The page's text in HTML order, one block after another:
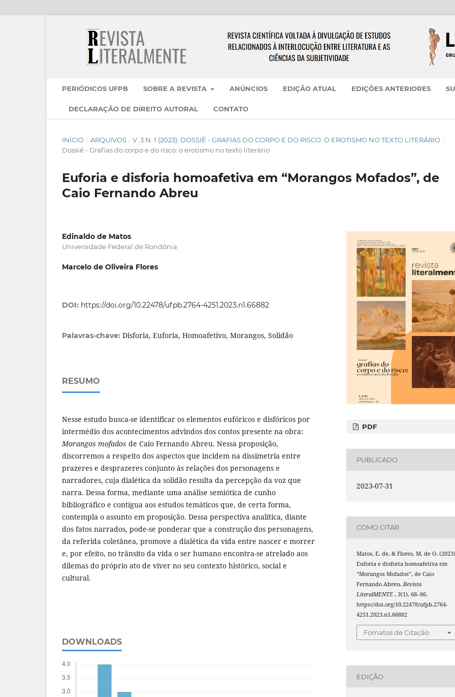
PERIÓDICOS UFPB SOBRE A REVISTA ANÚNCIOS EDIÇÃO ATUAL EDIÇÕES ANTERIORES
DECLARAÇÃO DE DIREITO AUTORAL CONTATO
INÍCIO / ARQUIVOS / V. 3 N. 1 (2023): DOSSIÊ - GRAFIAS DO CORPO E DO RISCO: O EROTISMO NO TEXTO LITERÁRIO /
Dossiê - Grafias do corpo e do risco: o erotismo no texto literário
Euforia e disforia homoafetiva em “Morangos Mofados”, de
Caio Fernando Abreu
Edinaldo de Matos
Universidade Federal de Rondônia
Marcelo de Oliveira Flores
DOI: https://doi.org/10.22478/ufpb.2764-4251.2023.n1.66882
Palavras-chave: Disforia, Euforia, Homoafetivo, Morangos, Solidão
RESUMO
Nesse estudo busca-se identificar os elementos eufóricos e disfóricos por
intermédio dos acontecimentos advindos dos contos presente na obra:
Morangos mofados de Caio Fernando Abreu. Nessa proposição,
discorremos a respeito dos aspectos que incidem na dissimetria entre
prazeres e desprazeres conjunto às relações dos personagens e
narradores, cuja dialética da solidão resulta da percepção da voz que
narra. Dessa forma, mediante uma análise semiótica de cunho
bibliográfico e contígua aos estudos temáticos que, de certa forma,
contempla o assunto em proposição. Dessa perspectiva analítica, diante
dos fatos narrados, pode-se ponderar que a construção dos personagens,
da referida coletânea, promove a dialética da vida entre nascer e morrer
e, por efeito, no trânsito da vida o ser humano encontra-se atrelado aos
dilemas do próprio ato de viver no seu contexto histórico, social e
cultural.
DOWNLOADS
PDF
PUBLICADO
2023-07-31
COMO CITAR
Matos, E. de, & Flores, M. de O.
Euforia e disforia homoafetiva em
“Morangos Mofados”, de Caio
Fernando Abreu.Revista
LiteralMENTE,3(1), 68–86.
https://doi.org/10.22478/ufpb.2764-
4251.2023.n1.66882
Fomatos de Citação
EDIÇÃO